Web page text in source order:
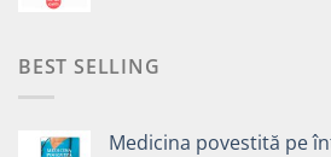
BEST SELLING
Medicina povestită pe